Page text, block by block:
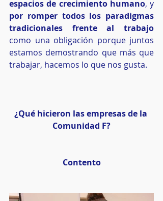
espacios de crecimiento humano
por romper todos los paradigmas
tradicionales frente al trabajo
como una obligación porque juntos
estamos demostrando que más que
trabajar, hacemos lo que nos gusta.
¿Qué hicieron las empresas de la
Comunidad F?
Contento